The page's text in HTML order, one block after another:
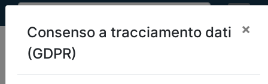
Consenso a tracciamento dati
(GDPR)
×